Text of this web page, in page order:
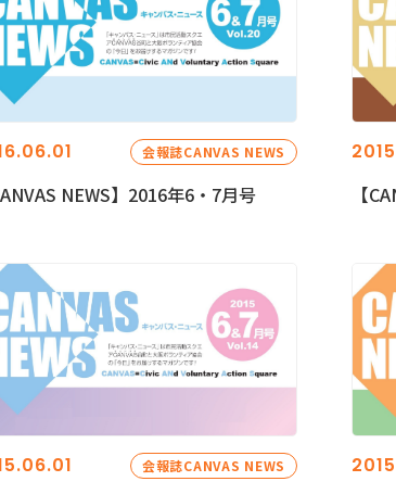
会報誌CANVAS NEWS
NEWS】2016年6・7月号 【
会報誌CANVAS NEWS